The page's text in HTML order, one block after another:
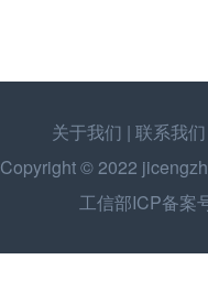
关于我们 | 联系我们
Copyright © 2022
工信部ICP备案